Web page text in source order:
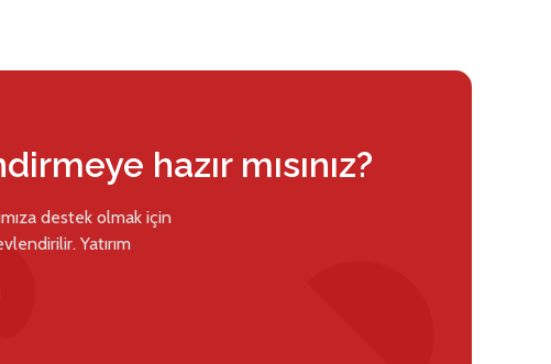
hazır mısınız?
destek olmak için
Yatırım